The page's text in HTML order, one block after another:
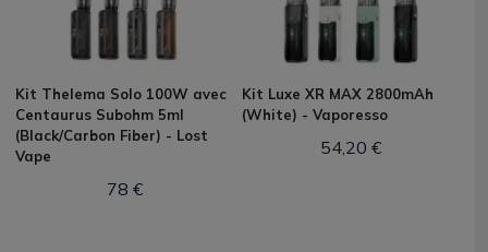
Kit Thelema Solo 100W avec
Centaurus Subohm 5ml
(Black/Carbon Fiber) - Lost
Vape
78 €
Kit Luxe XR MAX 2800mAh
(White) - Vaporesso
54,20 €